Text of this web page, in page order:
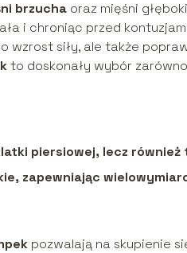
brzucha oraz mięśni
i chroniąc przed
wzrost siły, ale także
to doskonały wybór
piersiowej, lecz
zapewniając
pozwalają na skupienie